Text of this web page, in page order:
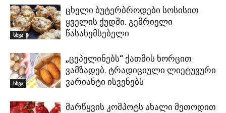
სხვა
ცხელი ბუტერბროდები სოსისით
ყველის ქუდში. გემრიელი
წასახემსებელი
სხვა
„ცეპელინებს“ ქათმის ხორცით
ვამზადებ. ტრადიციული ლიეტუვური
ვარიანტი ისვენებს
მარწყვის კომპოტს ახალი მეთოდით